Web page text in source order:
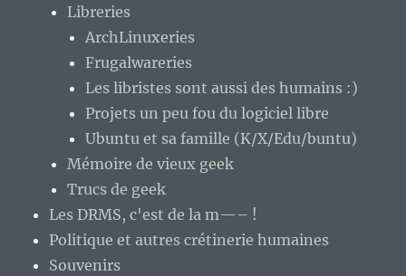
Libreries
ArchLinuxeries
Frugalwareries
Les libristes sont aussi des humains :)
Projets un peu fou du logiciel libre
Ubuntu et sa famille (K/X/Edu/buntu)
Mémoire de vieux geek
Trucs de geek
Les DRMS, c'est de la m—– !
Politique et autres crétinerie humaines
Souvenirs